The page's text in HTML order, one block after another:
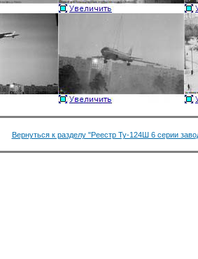
Вернуться к разделу "Реестр Ту-124Ш 6 серии